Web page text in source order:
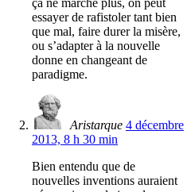
ça ne marche plus, on peut
essayer de rafistoler tant bien
que mal, faire durer la misère,
ou s’adapter à la nouvelle
donne en changeant de
paradigme.
Aristarque 4 décembre
2013, 8 h 30 min
Bien entendu que de
nouvelles inventions auraient